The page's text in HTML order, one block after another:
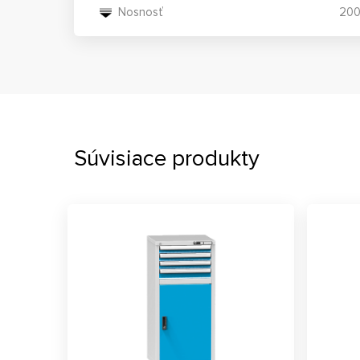
Nosnosť
Súvisiace produkty